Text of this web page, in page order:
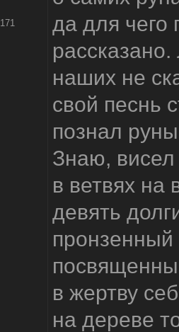
171
да для чего
наших не
свой песнь
познал
Знаю, висел
в ветвях на
девять
пронзенный
в жертву
на дереве